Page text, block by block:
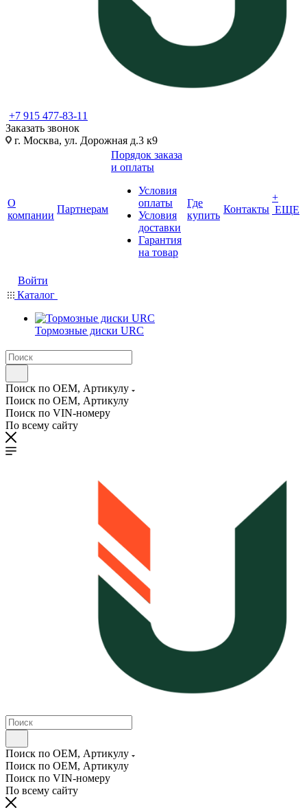
+7 915 477-83-11
Заказать звонок
г. Москва, ул. Дорожная д.3 к9
О
компании
Партнерам
Порядок заказа
и оплаты
Условия
оплаты
Условия
доставки
Гарантия
на товар
Где
купить
Контакты
+
ЕЩЕ
Войти
Каталог
Тормозные диски URC
Поиск по OEM, Артикулу
Поиск по OEM, Артикулу
Поиск по VIN-номеру
По всему сайту
Поиск по OEM, Артикулу
Поиск по OEM, Артикулу
Поиск по VIN-номеру
По всему сайту